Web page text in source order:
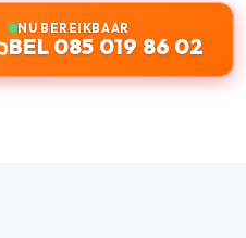
NU BEREIKBAAR
BEL 085 019 86 02